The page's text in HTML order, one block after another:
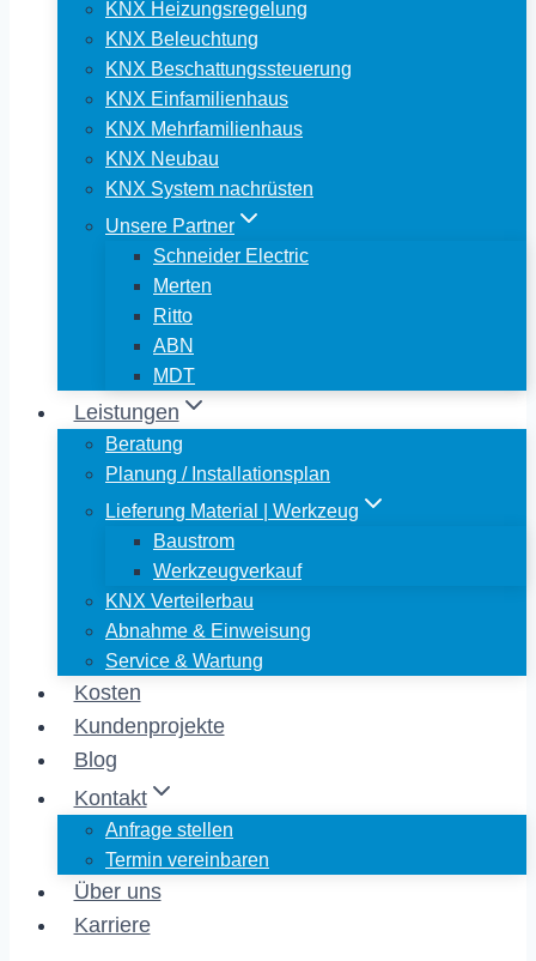
KNX Heizungsregelung
KNX Beleuchtung
KNX Beschattungssteuerung
KNX Einfamilienhaus
KNX Mehrfamilienhaus
KNX Neubau
KNX System nachrüsten
Unsere Partner
Schneider Electric
Merten
Ritto
ABN
MDT
Leistungen
Beratung
Planung / Installationsplan
Lieferung Material | Werkzeug
Baustrom
Werkzeugverkauf
KNX Verteilerbau
Abnahme & Einweisung
Service & Wartung
Kosten
Kundenprojekte
Blog
Kontakt
Anfrage stellen
Termin vereinbaren
Über uns
Karriere